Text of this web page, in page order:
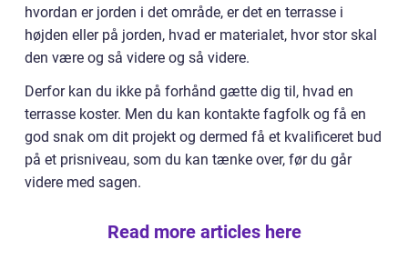
hvordan er jorden i det område, er det en terrasse i
højden eller på jorden, hvad er materialet, hvor stor skal
den være og så videre og så videre.
Derfor kan du ikke på forhånd gætte dig til, hvad en
terrasse koster. Men du kan kontakte fagfolk og få en
god snak om dit projekt og dermed få et kvalificeret bud
på et prisniveau, som du kan tænke over, før du går
videre med sagen.
Read more articles here